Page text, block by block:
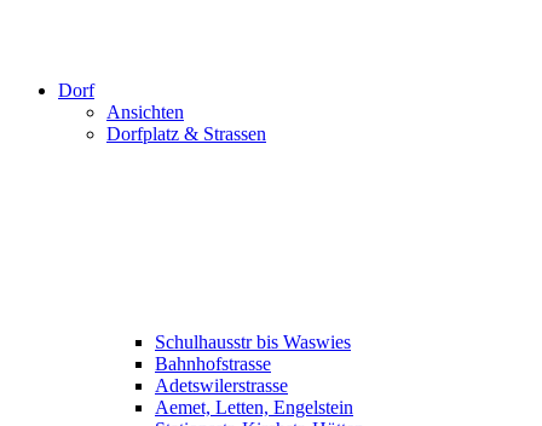
Dorf
Ansichten
Dorfplatz & Strassen
Schulhausstr bis Waswies
Bahnhofstrasse
Adetswilerstrasse
Aemet, Letten, Engelstein